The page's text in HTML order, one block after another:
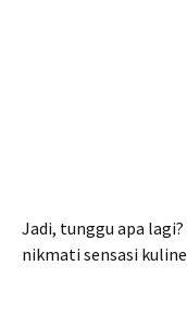
Jadi, tunggu apa
nikmati sensasi